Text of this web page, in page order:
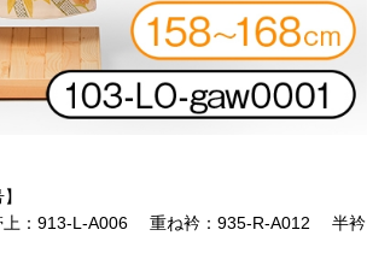
：913-L-A006 重ね衿：935-R-A012 半